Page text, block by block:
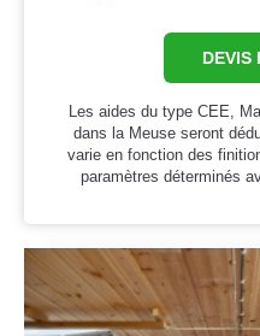
DEVIS
Les aides du type CEE,
dans la Meuse seront
varie en fonction des
paramètres déterminés